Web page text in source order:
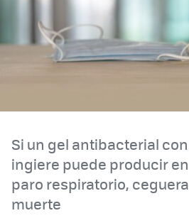
Si un gel antibacterial
ingiere puede producir
paro respiratorio,
muerte